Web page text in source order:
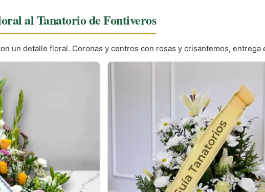
al Tanatorio de Fontiveros
un detalle floral. Coronas y centros con rosas y crisantemos,